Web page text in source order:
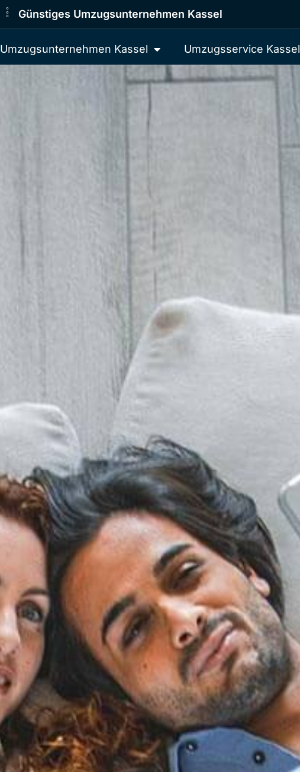
Günstiges Umzugsunternehmen Kassel
Umzugsunternehmen Kassel Umzugsservice Kassel